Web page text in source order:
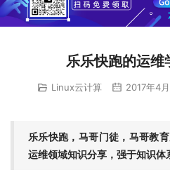
乐乐快跑的运维
Linux云计算 2017年4
乐乐快跑，马哥门徒，马哥教
运维领域知识分享，强于知识体